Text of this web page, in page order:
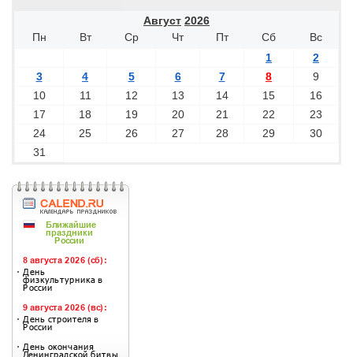
Август 2026
Пн
Вт Ср Чт Пт Сб
Вс
1
2
3
4 5 6 7 8
9
10
11 12 13 14 15
16
17
18 19 20 21 22
23
24
25 26 27 28 29
30
31